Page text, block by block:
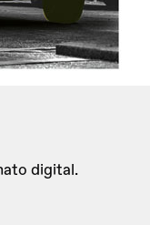
digital.